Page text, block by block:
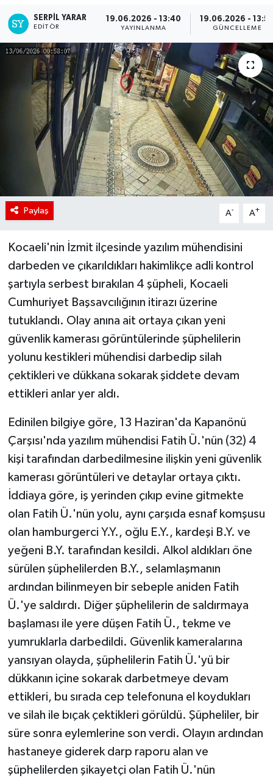
SERPİL YARAR
EDITÖR
19.06.2026 - 13:40
YAYINLANMA
19.06.2026 -
GÜNCELLEME
Paylaş A- A+
Kocaeli'nin İzmit ilçesinde yazılım mühendisini
darbeden ve çıkarıldıkları hakimlikçe adli kontrol
şartıyla serbest bırakılan 4 şüpheli, Kocaeli
Cumhuriyet Başsavcılığının itirazı üzerine
tutuklandı. Olay anına ait ortaya çıkan yeni
güvenlik kamerası görüntülerinde şüphelilerin
yolunu kestikleri mühendisi darbedip silah
çektikleri ve dükkana sokarak şiddete devam
ettikleri anlar yer aldı.
Edinilen bilgiye göre, 13 Haziran'da Kapanönü
Çarşısı'nda yazılım mühendisi Fatih Ü.'nün (32) 4
kişi tarafından darbedilmesine ilişkin yeni güvenlik
kamerası görüntüleri ve detaylar ortaya çıktı.
İddiaya göre, iş yerinden çıkıp evine gitmekte
olan Fatih Ü.'nün yolu, aynı çarşıda esnaf komşusu
olan hamburgerci Y.Y., oğlu E.Y., kardeşi B.Y. ve
yeğeni B.Y. tarafından kesildi. Alkol aldıkları öne
sürülen şüphelilerden B.Y., selamlaşmanın
ardından bilinmeyen bir sebeple aniden Fatih
Ü.'ye saldırdı. Diğer şüphelilerin de saldırmaya
başlaması ile yere düşen Fatih Ü., tekme ve
yumruklarla darbedildi. Güvenlik kameralarına
yansıyan olayda, şüphelilerin Fatih Ü.'yü bir
dükkanın içine sokarak darbetmeye devam
ettikleri, bu sırada cep telefonuna el koydukları
ve silah ile bıçak çektikleri görüldü. Şüpheliler, bir
süre sonra eylemlerine son verdi. Olayın ardından
hastaneye giderek darp raporu alan ve
şüphelilerden şikayetçi olan Fatih Ü.'nün